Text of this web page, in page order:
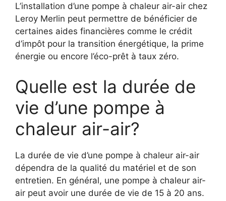
L’installation d’une pompe à chaleur air-air chez
Leroy Merlin peut permettre de bénéficier de
certaines aides financières comme le crédit
d’impôt pour la transition énergétique, la prime
énergie ou encore l’éco-prêt à taux zéro.
Quelle est la durée de
vie d’une pompe à
chaleur air-air?
La durée de vie d’une pompe à chaleur air-air
dépendra de la qualité du matériel et de son
entretien. En général, une pompe à chaleur air-
air peut avoir une durée de vie de 15 à 20 ans.